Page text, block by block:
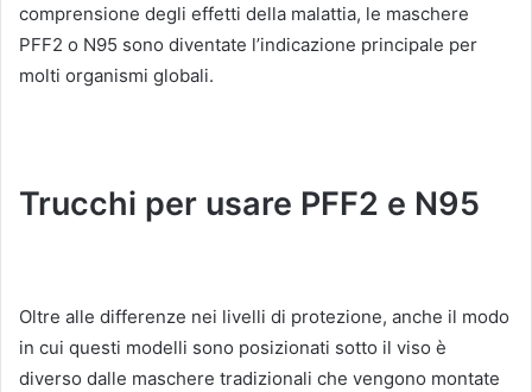
comprensione degli effetti della malattia, le maschere
PFF2 o N95 sono diventate l’indicazione principale per
molti organismi globali.
Trucchi per usare PFF2 e N95
Oltre alle differenze nei livelli di protezione, anche il modo
in cui questi modelli sono posizionati sotto il viso è
diverso dalle maschere tradizionali che vengono montate